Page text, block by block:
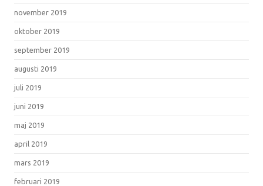
november 2019
oktober 2019
september 2019
augusti 2019
juli 2019
juni 2019
maj 2019
april 2019
mars 2019
februari 2019